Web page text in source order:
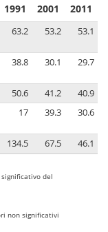
1991 2001 2011
63.2 53.2 53.1
38.8 30.1 29.7
50.6 41.2
40.9
17 39.3 30.6
134.5 67.5 46.1
del
non significativi